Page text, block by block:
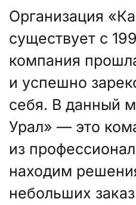
Организация
существует с
компания
и успешно
себя. В данный
Урал» — это
из
находим
небольших